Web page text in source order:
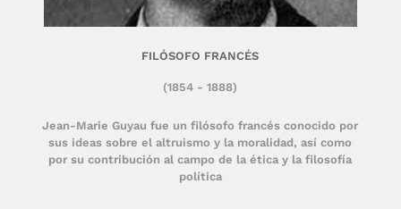
Jean-Marie Guyau fue un filósofo francés conocido por
sus ideas sobre el altruismo y la moralidad, así como
por su contribución al campo de la ética y la filosofía
política
(1854 - 1888)
FILÓSOFO FRANCÉS